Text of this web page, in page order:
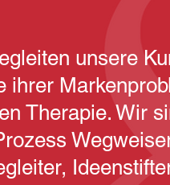
unsere
ihrer
Therapie. Wir